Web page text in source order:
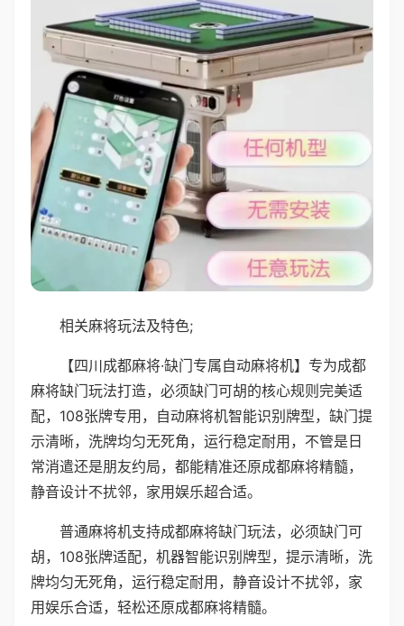
相关麻将玩法及特色;
【四川成都麻将·缺门专属自动麻将机】专为成都
麻将缺门玩法打造，必须缺门可胡的核心规则完美适
配，108张牌专用，自动麻将机智能识别牌型，缺门提
示清晰，洗牌均匀无死角，运行稳定耐用，不管是日
常消遣还是朋友约局，都能精准还原成都麻将精髓，
静音设计不扰邻，家用娱乐超合适。
普通麻将机支持成都麻将缺门玩法，必须缺门可
胡，108张牌适配，机器智能识别牌型，提示清晰，洗
牌均匀无死角，运行稳定耐用，静音设计不扰邻，家
用娱乐合适，轻松还原成都麻将精髓。